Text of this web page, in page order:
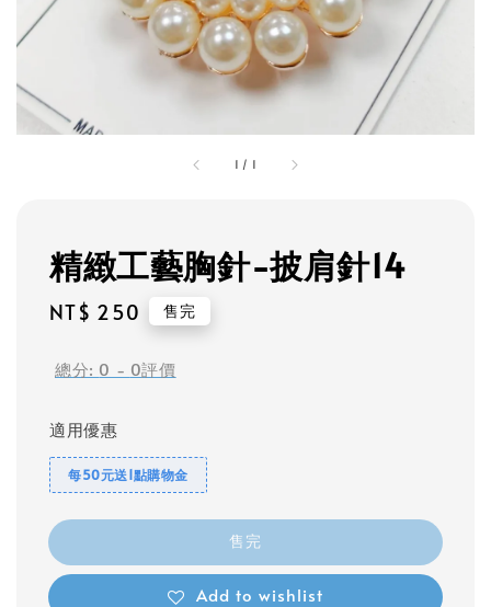
1 / 1
精緻工藝胸針-披肩針14
Regular
NT$ 250 售完
總分: 0 - 0評價
適用優惠
每50元送1點購物金
售完
Add to wishlist